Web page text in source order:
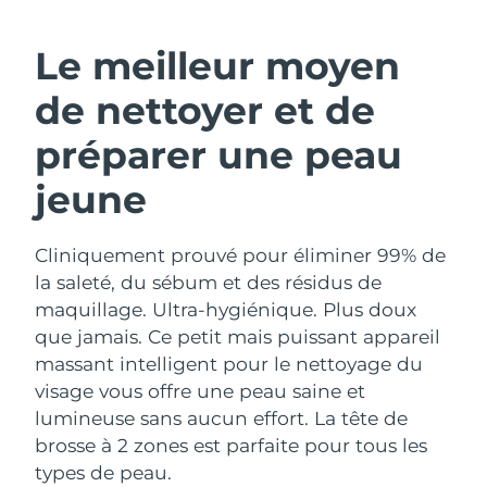
Le meilleur moyen
de nettoyer et de
préparer une peau
jeune
Cliniquement prouvé pour éliminer 99% de
la saleté, du sébum et des résidus de
maquillage. Ultra-hygiénique. Plus doux
que jamais. Ce petit mais puissant appareil
massant intelligent pour le nettoyage du
visage vous offre une peau saine et
lumineuse sans aucun effort. La tête de
brosse à 2 zones est parfaite pour tous les
types de peau.
Nettoyage du visage
LUNA™ 4 coffret
Anti-aging massage
LUNA™ 4 Plus
Massage, LED heating
LUNA™ 4 Men
For men, anti-aging massage
Lifting
BEAR™ 2 coffret
Microcurrent toning
BEAR™ 2 go
Microcurrent toning on-the-go
BEAR™ 2 eyes & lips
Microcurrent line smoothing device
Hydratation
UFO™ 3 coffret
Deep facial hydration
UFO™ 3 LED
Near-infrared and red light therapy
device
Soin bucco-dentaire
issa™ 4
Hybrid silicone sonic toothbrush
issa™ 4 plus
Smart hybrid silicone sonic toothbrush
FAQ™ TRAITEMENT ANTI-ÂGE
Anti-âge Traitements LED
NEW
Bahreïn Livraison estimée
Belgique
Bermudes
Brunei Livraison estimée17/08/2026
Bulgarie Livraison estimée12/08/2026
Canada Livraison estimée
Chili Livraison estimée16/08/2026